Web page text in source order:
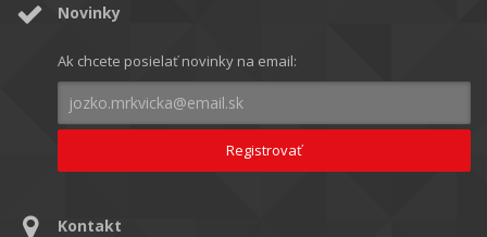
Novinky
Ak chcete posielať novinky na email:
Kontakt